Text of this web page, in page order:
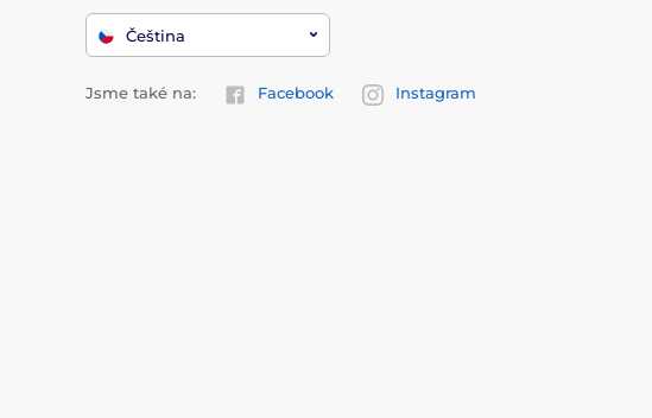
Čeština
Jsme také na: Facebook Instagram